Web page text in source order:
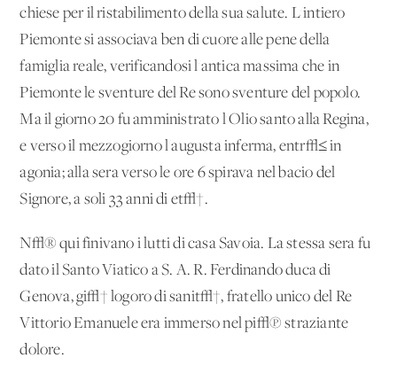
chiese per il ristabilimento della sua salute. L'intiero
Piemonte si associava ben di cuore alle pene della
famiglia reale, verificandosi l'antica massima che in
Piemonte le sventure del Re sono sventure del popolo.
Ma il giorno 20 fu amministrato l'Olio santo alla Regina,
e verso il mezzogiorno l'augusta inferma, entr√≤ in
agonia; alla sera verso le ore 6 spirava nel bacio del
Signore, a soli 33 anni di et√†.
N√® qui finivano i lutti di casa Savoia. La stessa sera fu
dato il Santo Viatico a S. A. R. Ferdinando duca di
Genova, gi√† logoro di sanit√†, fratello unico del Re
Vittorio Emanuele era immerso nel pi√π straziante
dolore.